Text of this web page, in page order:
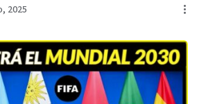
2025